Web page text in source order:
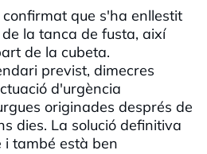
que s'ha enllestit
la tanca de fusta, així
de la cubeta.
previst, dimecres
d'urgència
originades després de
dies. La solució definitiva
també està ben